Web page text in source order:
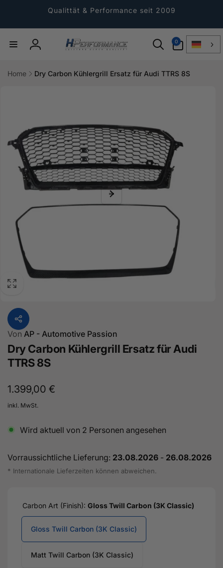
Qualittät & Performance seit 2009
Einloggen
0
Artikel
Home Dry Carbon Kühlergrill Ersatz für Audi TTRS 8S
Von AP - Automotive Passion
Dry Carbon Kühlergrill Ersatz für Audi
TTRS 8S
Normaler
Preis
1.399,00 €
inkl. MwSt.
Wird aktuell von 2 Personen angesehen
Vorraussichtliche Lieferung: 23.08.2026 - 26.08.2026
* Internationale Lieferzeiten können abweichen.
Carbon Art (Finish): Gloss Twill Carbon (3K Classic)
Gloss Twill Carbon (3K Classic)
Matt Twill Carbon (3K Classic)